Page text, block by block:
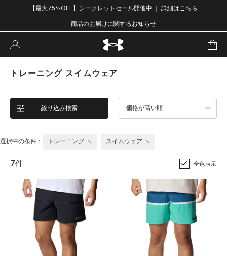
【最大75%OFF】シークレットセール開催中 ｜ 詳細はこちら
商品のお届けに関するお知らせ
トレーニング スイムウェア
絞り込み検索 価格が高い順
選択中の条件： トレーニング スイムウェア
7件 全色表示